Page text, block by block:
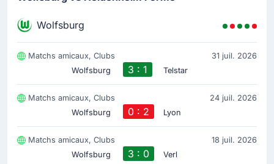
Wolfsburg
Matchs amicaux, Clubs
31 juil. 2026
Wolfsburg
3 : 1 Telstar
Matchs amicaux, Clubs
24 juil. 2026
Wolfsburg
0 : 2 Lyon
Matchs amicaux, Clubs
18 juil. 2026
Wolfsburg
3 : 0 Verl